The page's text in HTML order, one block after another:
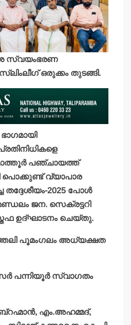
സ്വയംഭരണ
ഒരുക്കം തുടങ്ങി.
പഞ്ചായത്ത്
പൊക്കുണ്ട് വ്യാപാര
തദ്ദേശീയം-2025 പോള്‍
ജന. സെക്രട്ടറി
ഉദ്ഘാടനം ചെയ്തു.
പൂമംഗലം അധ്യക്ഷത
പന്നിയൂര്‍ സ്വാഗതം
എം.അഹമ്മദ്,